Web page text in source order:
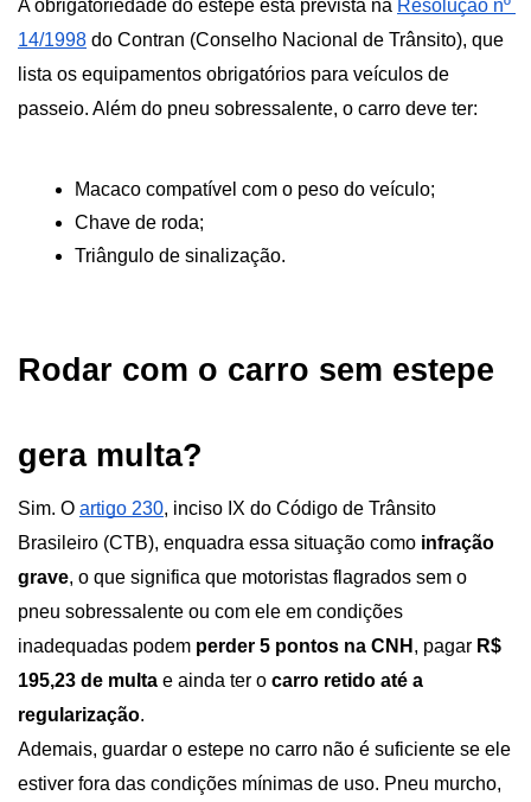
A obrigatoriedade do estepe está prevista na Resolução nº
14/1998 do Contran (Conselho Nacional de Trânsito), que
lista os equipamentos obrigatórios para veículos de
passeio. Além do pneu sobressalente, o carro deve ter:
Macaco compatível com o peso do veículo;
Chave de roda;
Triângulo de sinalização.
Rodar com o carro sem estepe
gera multa?
Sim. O artigo 230, inciso IX do Código de Trânsito
Brasileiro (CTB), enquadra essa situação como infração
grave, o que significa que motoristas flagrados sem o
pneu sobressalente ou com ele em condições
inadequadas podem perder 5 pontos na CNH , pagar R$
195,23 de multa e ainda ter o carro retido até a
regularização.
Ademais, guardar o estepe no carro não é suficiente se ele
estiver fora das condições mínimas de uso. Pneu murcho,